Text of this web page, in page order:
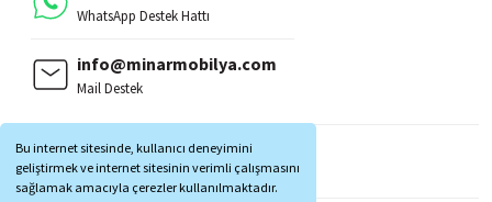
Bu internet sitesinde, kullanıcı deneyimini
geliştirmek ve internet sitesinin verimli çalışmasını
sağlamak amacıyla çerezler kullanılmaktadır.
WhatsApp Destek Hattı
info@minarmobilya.com
Mail Destek
MOBİL UYGULAMALAR: